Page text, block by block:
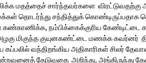
மதத்தைச் சார்ந்தவர்களை விரட்டுவதற்கு
தொடர்ந்து சந்தித்துக் கொண்டிருப்பதாக
கண்காணிக்க, நம்பிக்கைக்குரிய கேண்டிட்டை
மிகுந்த குயுனகண்ட்டை மணக்க கவர்னர்
கப்பலில் வந்திறங்கிய அதிகாரிகள் சிலர்
தேடுவதை அறிந்து, அங்கிருந்து